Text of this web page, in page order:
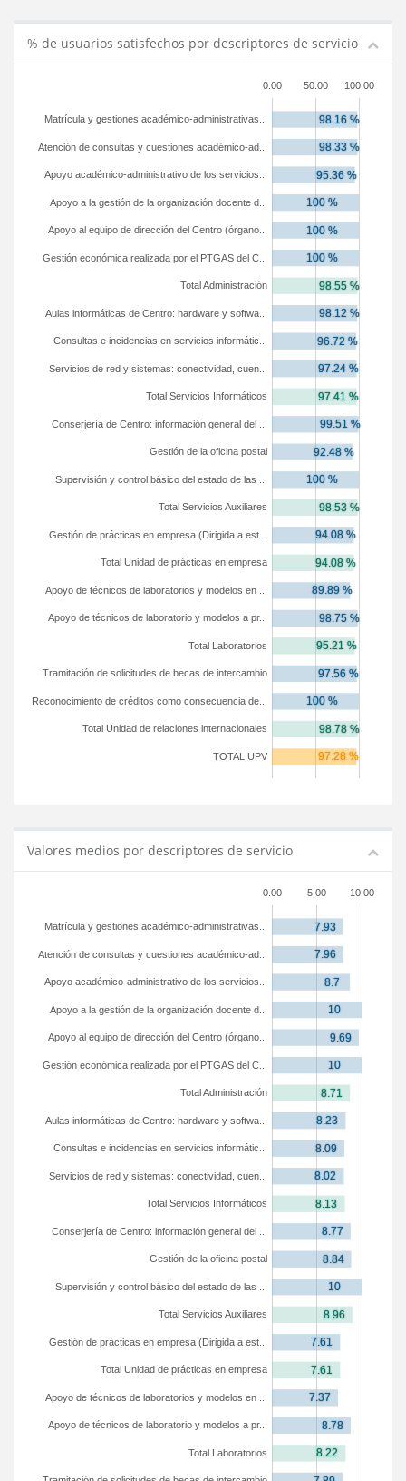
% de usuarios satisfechos por descriptores de servicio
0.00 50.00 100.00
TOTAL UPV
Total Unidad de relaciones internacionales
Reconocimiento de créditos como consecuencia de...
Tramitación de solicitudes de becas de intercambio
Total Laboratorios
Apoyo de técnicos de laboratorio y modelos a pr...
Apoyo de técnicos de laboratorios y modelos en ...
Total Unidad de prácticas en empresa
Gestión de prácticas en empresa (Dirigida a est...
Total Servicios Auxiliares
Supervisión y control básico del estado de las ...
Gestión de la oficina postal
Conserjería de Centro: información general del ...
Total Servicios Informáticos
Servicios de red y sistemas: conectividad, cuen...
Consultas e incidencias en servicios informátic...
Aulas informáticas de Centro: hardware y softwa...
Total Administración
Gestión económica realizada por el PTGAS del C...
Apoyo al equipo de dirección del Centro (órgano...
Apoyo a la gestión de la organización docente d...
Apoyo académico-administrativo de los servicios...
Atención de consultas y cuestiones académico-ad...
Matrícula y gestiones académico-administrativas...
Valores medios por descriptores de servicio
0.00 5.00 10.00
Total Laboratorios
Apoyo de técnicos de laboratorio y modelos a pr...
Apoyo de técnicos de laboratorios y modelos en ...
Total Unidad de prácticas en empresa
Gestión de prácticas en empresa (Dirigida a est...
Total Servicios Auxiliares
Supervisión y control básico del estado de las ...
Gestión de la oficina postal
Conserjería de Centro: información general del ...
Total Servicios Informáticos
Servicios de red y sistemas: conectividad, cuen...
Consultas e incidencias en servicios informátic...
Aulas informáticas de Centro: hardware y softwa...
Total Administración
Gestión económica realizada por el PTGAS del C...
Apoyo al equipo de dirección del Centro (órgano...
Apoyo a la gestión de la organización docente d...
Apoyo académico-administrativo de los servicios...
Atención de consultas y cuestiones académico-ad...
Matrícula y gestiones académico-administrativas...